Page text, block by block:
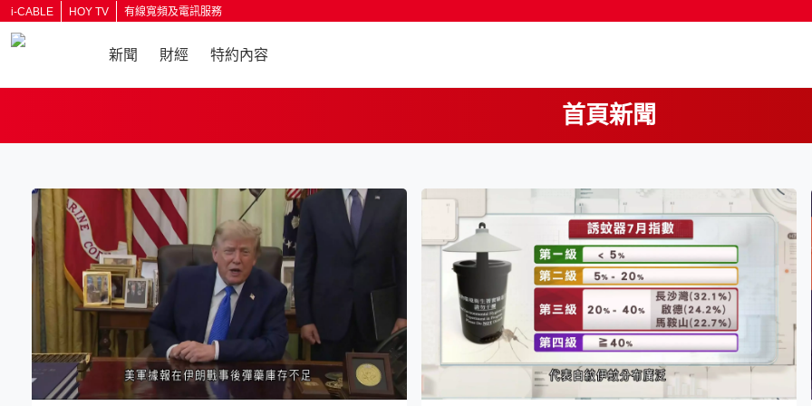
i-CABLE HOY TV 有線寬頻及電訊服務
新聞 財經 特約內容
首頁新聞
按輸入鍵開始搜尋